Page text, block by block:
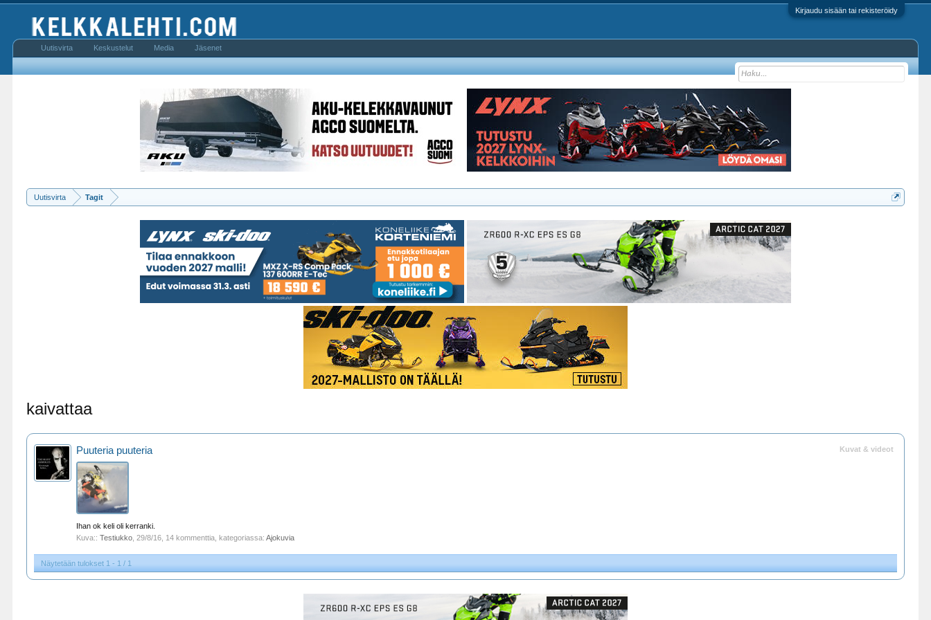
Kirjaudu sisään tai rekisteröidy
Uutisvirta Tagit
kaivattaa
Kuvat & videot
Puuteria puuteria
Ihan ok keli oli kerranki.
Kuva::Testiukko ,29/8/16 , 14 kommenttia, kategoriassa:Ajokuvia
Näytetään tulokset 1 - 1 / 1
Uutisvirta Keskustelut Media Jäsenet